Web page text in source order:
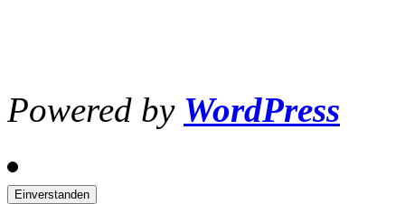
Powered by WordPress